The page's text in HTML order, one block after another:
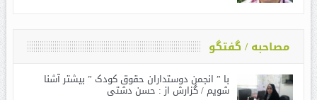
مصاحبه / گفتگو
با ” انجمن دوستداران حقوق کودک ” بیشتر آشنا
شویم / گزارش از : حسن دشتی